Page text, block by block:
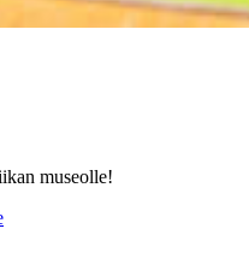
museolle!